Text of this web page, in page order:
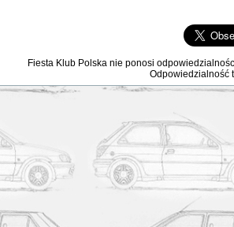
Fiesta Klub Polska nie ponosi
Odpowiedzialność